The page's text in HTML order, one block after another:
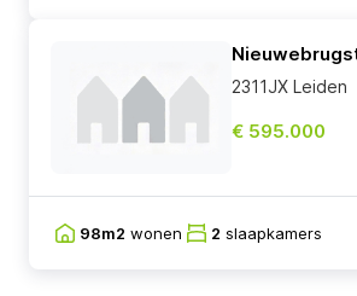
2311JX Leiden
€ 595.000
98m2 wonen 2 slaapkamers